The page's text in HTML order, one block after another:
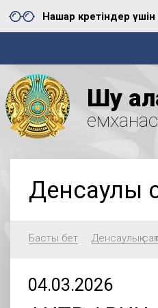
Нашар көретіндер үшін
Шу
Денсаулық
Басты бет Денсаулық
04.03.2026